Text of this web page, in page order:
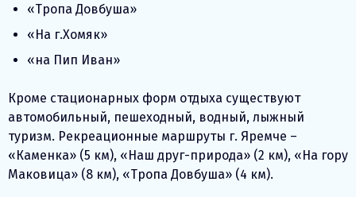
«Тропа Довбуша»
«На г.Хомяк»
«на Пип Иван»
Кроме стационарных форм отдыха существуют
автомобильный, пешеходный, водный, лыжный
туризм. Рекреационные маршруты г. Яремче –
«Каменка» (5 км), «Наш друг-природа» (2 км), «На гору
Маковица» (8 км), «Тропа Довбуша» (4 км).